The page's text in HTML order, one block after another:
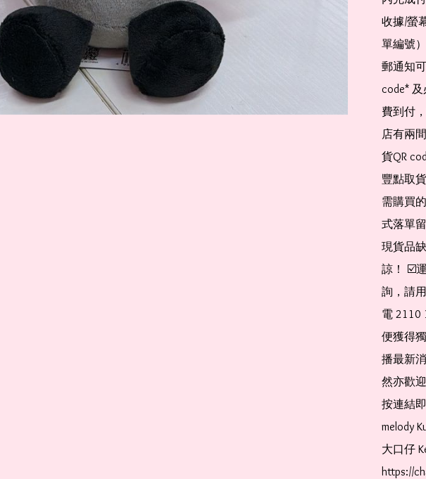
收據/螢
單編號
郵通知
code*
費到付
店有兩
貨QR
豐點取
需購買
式落單
現貨品
諒！ ☑️
詢，請
電 2110
便獲得
播最新
然亦歡
按連結
melody
大口仔
https://